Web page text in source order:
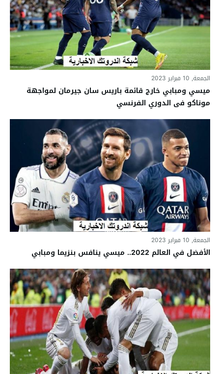
الجمعة, 10 فبراير 2023
ميسي ومبابي خارج قائمة باريس سان جيرمان لمواجهة
موناكو فى الدوري الفرنسي
الجمعة, 10 فبراير 2023
الأفضل في العالم 2022.. ميسي ينافس بنزيما ومبابي